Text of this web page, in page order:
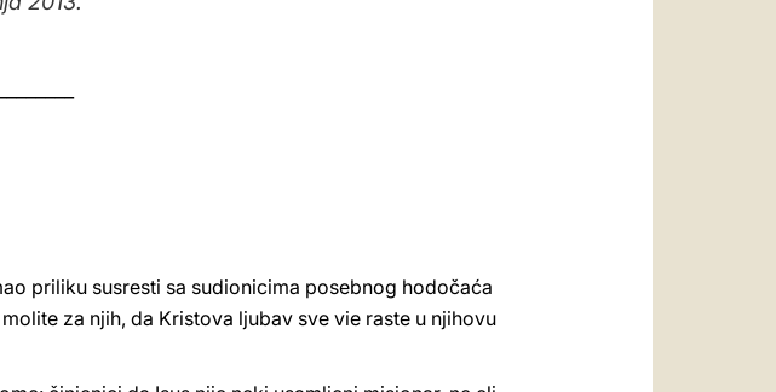
priliku susresti sa sudionicima posebnog hodočaća
za njih, da Kristova ljubav sve vie raste u njihovu